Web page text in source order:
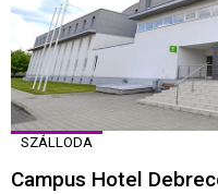
SZÁLLODA
Campus Hotel